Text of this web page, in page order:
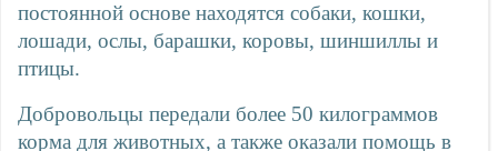
постоянной основе находятся собаки, кошки,
лошади, ослы, барашки, коровы, шиншиллы и
птицы.
Добровольцы передали более 50 килограммов
корма для животных, а также оказали помощь в